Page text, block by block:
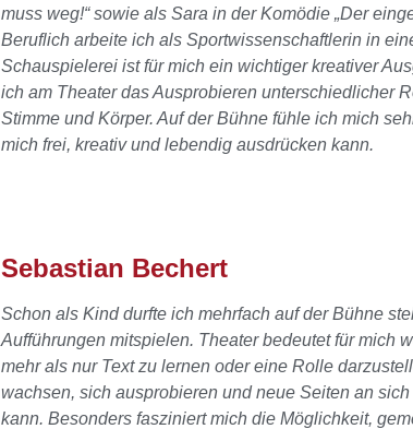
muss weg!“ sowie als Sara in der Komödie „Der
Beruflich arbeite ich als Sportwissenschaftlerin in
Schauspielerei ist für mich ein wichtiger kreativer
ich am Theater das Ausprobieren unterschiedlicher
Stimme und Körper. Auf der Bühne fühle ich mich
mich frei, kreativ und lebendig ausdrücken kann.
Sebastian Bechert
Schon als Kind durfte ich mehrfach auf der Bühne
Aufführungen mitspielen. Theater bedeutet für mich
mehr als nur Text zu lernen oder eine Rolle
wachsen, sich ausprobieren und neue Seiten an
kann. Besonders fasziniert mich die Möglichkeit,